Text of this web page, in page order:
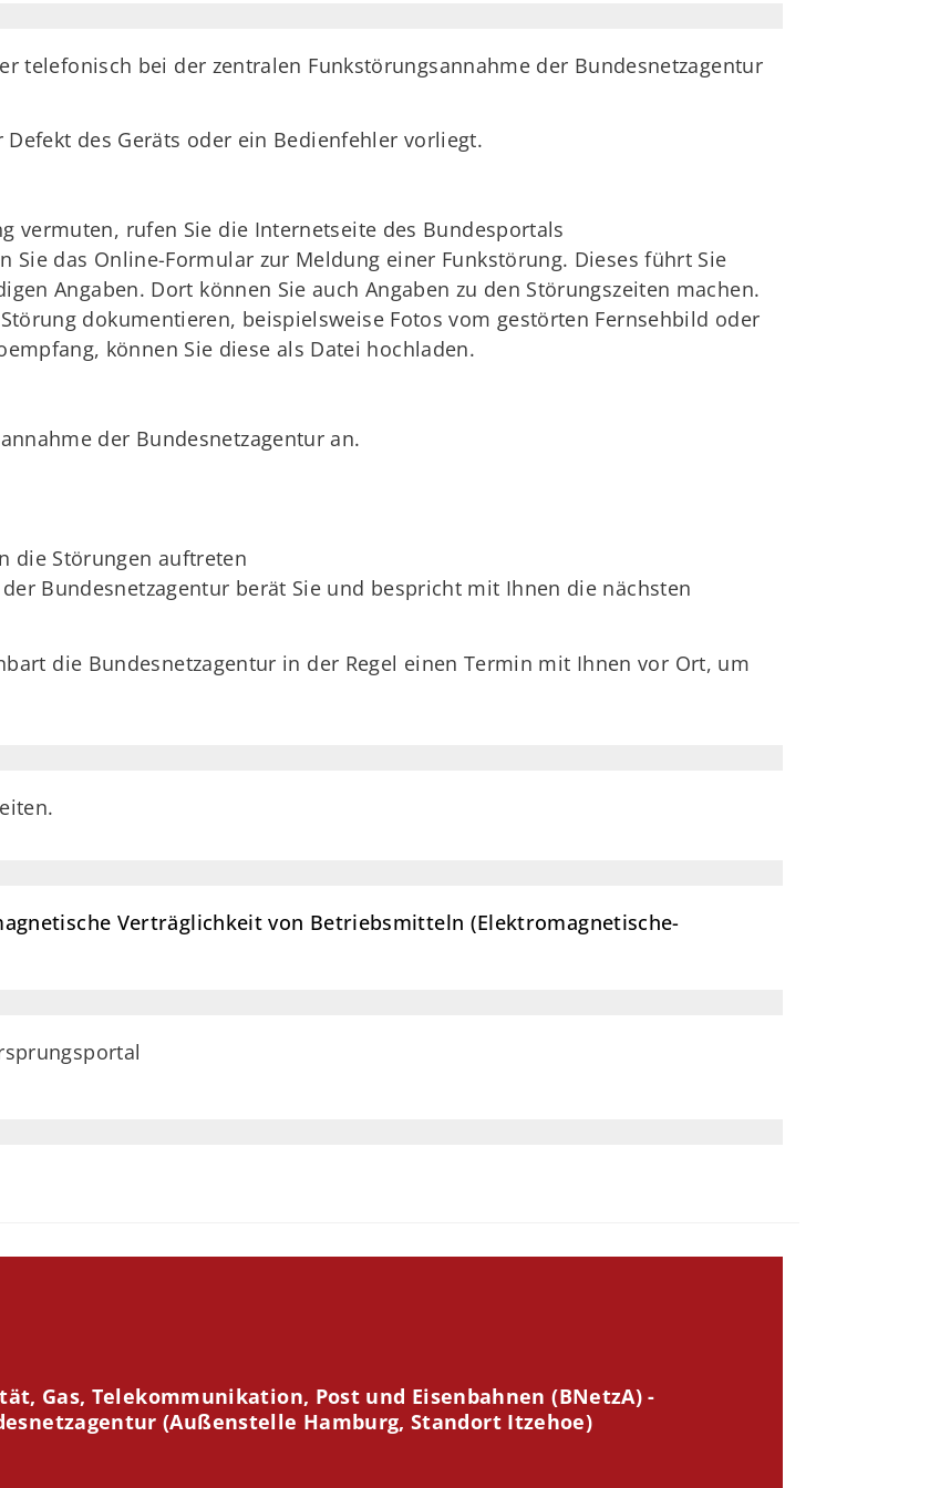
telefonisch bei der zentralen Funkstörungsannahme der Bundesnetzagentur
des Geräts oder ein Bedienfehler vorliegt.
vermuten, rufen Sie die Internetseite des Bundesportals
Sie das Online-Formular zur Meldung einer Funkstörung. Dieses führt Sie
Angaben. Dort können Sie auch Angaben zu den Störungszeiten machen.
dokumentieren, beispielsweise Fotos vom gestörten Fernsehbild oder
können Sie diese als Datei hochladen.
der Bundesnetzagentur an.
die Störungen auftreten
Bundesnetzagentur berät Sie und bespricht mit Ihnen die nächsten
die Bundesnetzagentur in der Regel einen Termin mit Ihnen vor Ort, um
Verträglichkeit von Betriebsmitteln (Elektromagnetische-
Gas, Telekommunikation, Post und Eisenbahnen (BNetzA) -
(Außenstelle Hamburg, Standort Itzehoe)